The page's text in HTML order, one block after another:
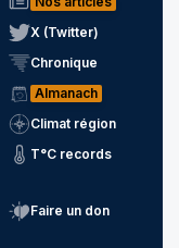
X (Twitter)
Chronique
Almanach
Climat région
T°C records
Faire un don